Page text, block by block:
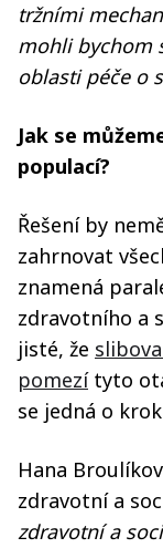
tržními
mohli bychom
oblasti péče o
Jak se
populací?
Řešení by
zahrnovat
znamená
zdravotního a
jisté, že
pomezítyto
se jedná o
Hana
zdravotní a
zdravotní a